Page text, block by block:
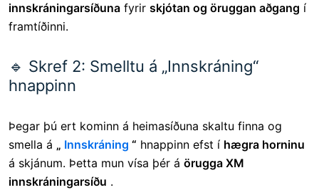
innskráningarsíðuna fyrir skjótan og öruggan aðgang í
framtíðinni.
🔹 Skref 2: Smelltu á „Innskráning“
hnappinn
Þegar þú ert kominn á heimasíðuna skaltu finna og
smella á „ Innskráning “ hnappinn efst í hægra horninu
á skjánum. Þetta mun vísa þér á örugga XM
innskráningarsíðu .